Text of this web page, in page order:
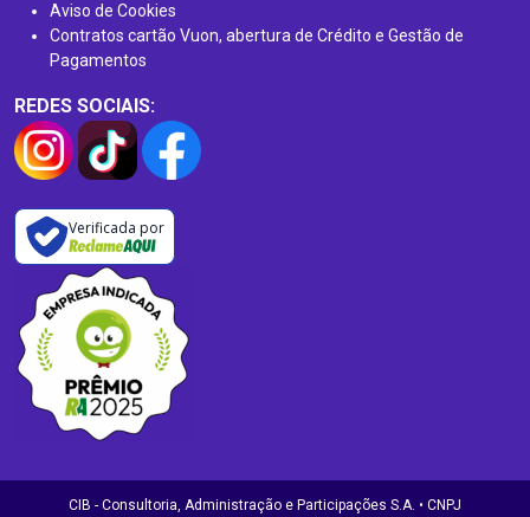
Aviso de Cookies
Contratos cartão Vuon, abertura de Crédito e Gestão de
Pagamentos
REDES SOCIAIS:
Verificada por
CIB - Consultoria, Administração e Participações S.A. • CNPJ